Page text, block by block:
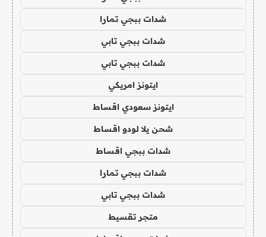
شدات ببجي تمارا
شدات ببجي تابي
شدات ببجي تابي
ايتونز امريكي
ايتونز سعودي اقساط
شحن يلا لودو اقساط
شدات ببجي اقساط
شدات ببجي تمارا
شدات ببجي تابي
متجر تقسيط